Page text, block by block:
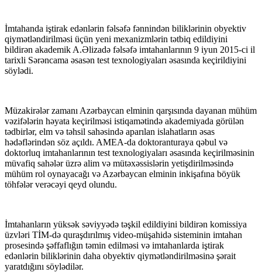
İmtahanda iştirak edənlərin fəlsəfə fənnindən biliklərinin obyektiv
qiymətləndirilməsi üçün yeni mexanizmlərin tətbiq edildiyini
bildirən akademik A.Əlizadə fəlsəfə imtahanlarının 9 iyun 2015-ci il
tarixli Sərəncama əsasən test texnologiyaları əsasında keçirildiyini
söylədi.
Müzakirələr zamanı Azərbaycan elminin qarşısında dayanan mühüm
vəzifələrin həyata keçirilməsi istiqamətində akademiyada görülən
tədbirlər, elm və təhsil sahəsində aparılan islahatların əsas
hədəflərindən söz açıldı. AMEA-da doktoranturaya qəbul və
doktorluq imtahanlarının test texnologiyaları əsasında keçirilməsinin
müvafiq sahələr üzrə alim və mütəxəssislərin yetişdirilməsində
mühüm rol oynayacağı və Azərbaycan elminin inkişafına böyük
töhfələr verəcəyi qeyd olundu.
İmtahanların yüksək səviyyədə təşkil edildiyini bildirən komissiya
üzvləri TİM-də quraşdırılmış video-müşahidə sisteminin imtahan
prosesində şəffaflığın təmin edilməsi və imtahanlarda iştirak
edənlərin biliklərinin daha obyektiv qiymətləndirilməsinə şərait
yaratdığını söylədilər.